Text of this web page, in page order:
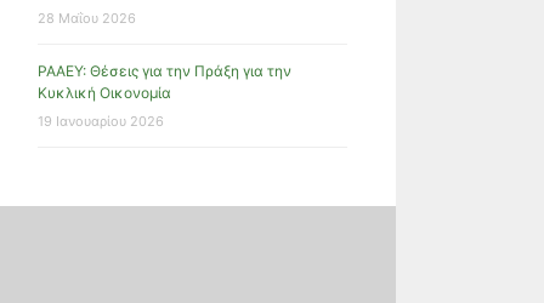
28 Μαΐου 2026
ΡΑΑΕΥ: Θέσεις για την Πράξη για την
Κυκλική Οικονομία
19 Ιανουαρίου 2026